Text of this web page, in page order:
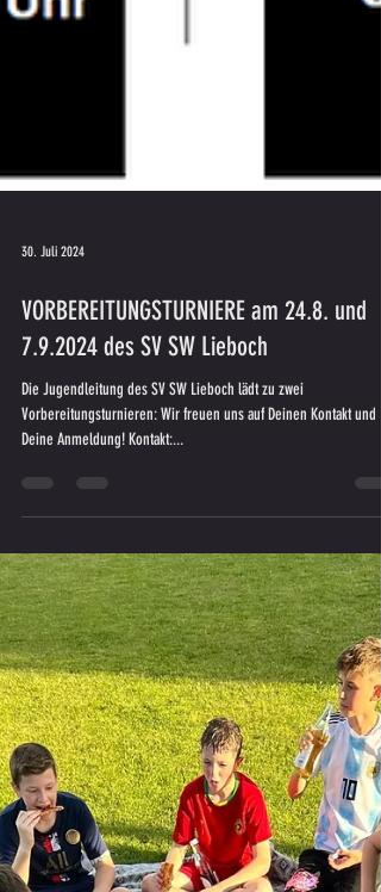
VORBEREITUNGSTURNIERE am 24.8. und
7.9.2024 des SV SW Lieboch
Vorbereitungsturnieren: Wir freuen uns auf Deinen Kontakt und
Deine Anmeldung! Kontakt:...